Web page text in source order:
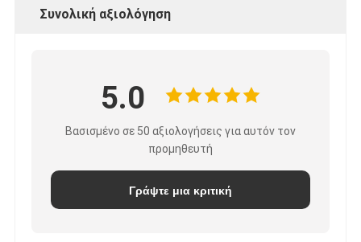
Συνολική αξιολόγηση
5.0
Βασισμένο σε 50 αξιολογήσεις για αυτόν τον
προμηθευτή
Γράψτε μια κριτική